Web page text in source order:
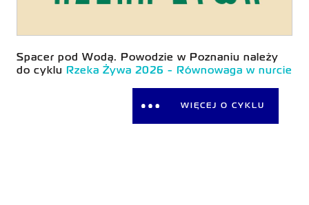
Spacer pod Wodą. Powodzie w Poznaniu należy
do cyklu
Rzeka Żywa 2026 - Równowaga w nurcie
WIĘCEJ O CYKLU